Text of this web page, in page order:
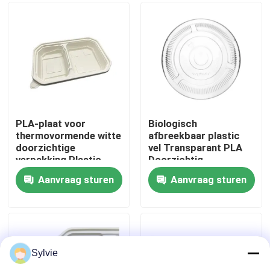
Kwaliteitscontrole
Nieuws
Gevallen
PET-rol
PLA-plaat voor
thermovormende witte
doorzichtige
verpakking Plastic
voedsellade
Aanvraag sturen
Biologisch
afbreekbaar plastic
vel Transparant PLA
Doorzichtig
voedselbakje
Aanvraag sturen
Sylvie